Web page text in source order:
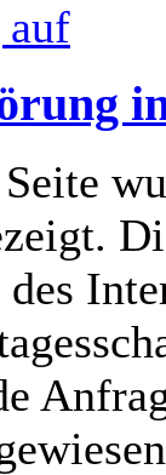
auf
des